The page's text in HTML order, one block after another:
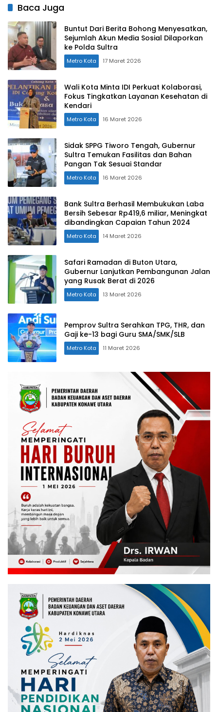
Baca Juga
Buntut Dari Berita Bohong Menyesatkan,
Sejumlah Akun Media Sosial Dilaporkan
ke Polda Sultra
Metro Kota 17 Maret 2026
Wali Kota Minta IDI Perkuat Kolaborasi,
Fokus Tingkatkan Layanan Kesehatan di
Kendari
Metro Kota 16 Maret 2026
Sidak SPPG Tiworo Tengah, Gubernur
Sultra Temukan Fasilitas dan Bahan
Pangan Tak Sesuai Standar
Metro Kota 16 Maret 2026
Bank Sultra Berhasil Membukukan Laba
Bersih Sebesar Rp419,6 miliar, Meningkat
dibandingkan Capaian Tahun 2024
Metro Kota 14 Maret 2026
Safari Ramadan di Buton Utara,
Gubernur Lanjutkan Pembangunan Jalan
yang Rusak Berat di 2026
Metro Kota 13 Maret 2026
Pemprov Sultra Serahkan TPG, THR, dan
Gaji ke-13 bagi Guru SMA/SMK/SLB
Metro Kota 11 Maret 2026